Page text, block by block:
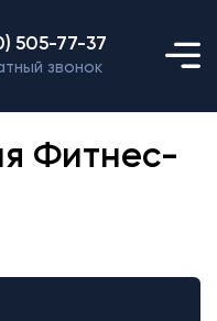
505-77-37
звонок
Фитнес-